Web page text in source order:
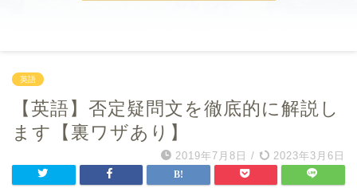
英語
【英語】否定疑問文を徹底的に解説し
ます【裏ワザあり】
2019年7月8日 / 2023年3月6日